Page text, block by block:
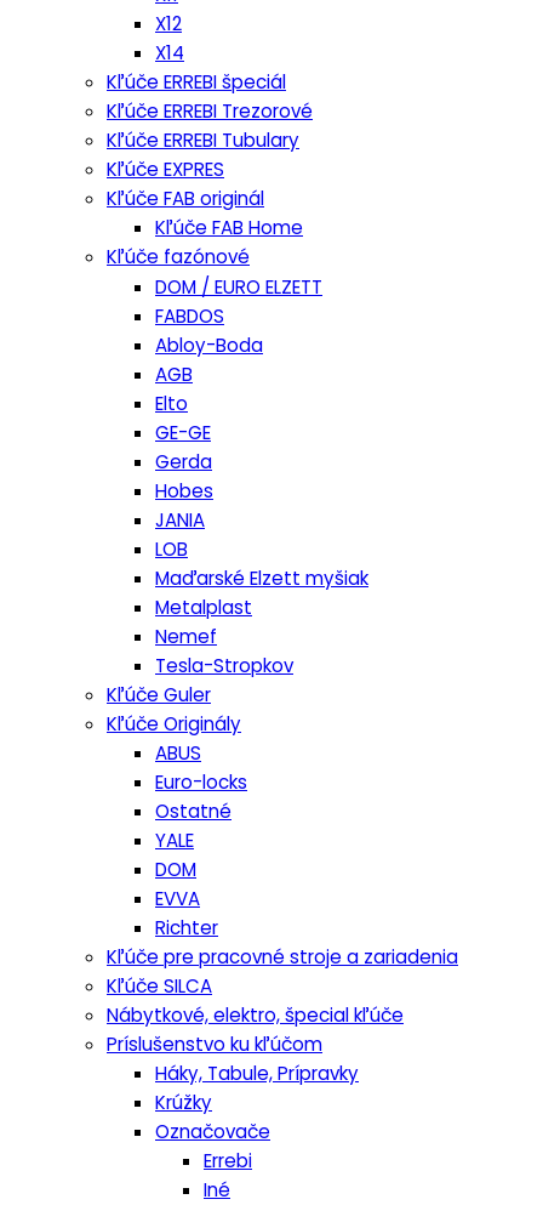
X12
X14
Kľúče ERREBI špeciál
Kľúče ERREBI Trezorové
Kľúče ERREBI Tubulary
Kľúče EXPRES
Kľúče FAB originál
Kľúče FAB Home
Kľúče fazónové
DOM / EURO ELZETT
FABDOS
Abloy-Boda
AGB
Elto
GE-GE
Gerda
Hobes
JANIA
LOB
Maďarské Elzett myšiak
Metalplast
Nemef
Tesla-Stropkov
Kľúče Guler
Kľúče Originály
ABUS
Euro-locks
Ostatné
YALE
DOM
EVVA
Richter
Kľúče pre pracovné stroje a zariadenia
Kľúče SILCA
Nábytkové, elektro, špecial kľúče
Príslušenstvo ku kľúčom
Háky, Tabule, Prípravky
Krúžky
Označovače
Errebi
Iné